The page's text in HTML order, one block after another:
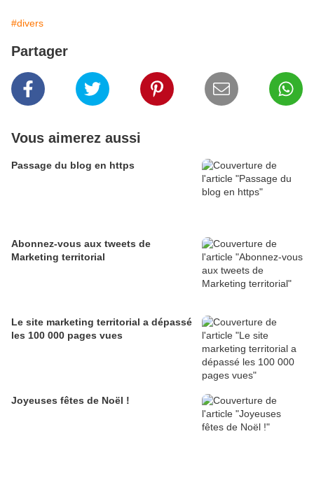
#divers
Partager
Vous aimerez aussi
Passage du blog en https
Abonnez-vous aux tweets de
Marketing territorial
Le site marketing territorial a dépassé
les 100 000 pages vues
Joyeuses fêtes de Noël !